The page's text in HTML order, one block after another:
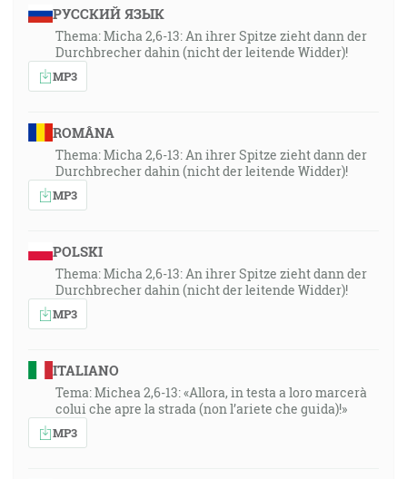
РУССКИЙ ЯЗЫК
Thema: Micha 2,6-13: An ihrer Spitze zieht dann der
Durchbrecher dahin (nicht der leitende Widder)!
MP3
ROMÂNA
Thema: Micha 2,6-13: An ihrer Spitze zieht dann der
Durchbrecher dahin (nicht der leitende Widder)!
MP3
POLSKI
Thema: Micha 2,6-13: An ihrer Spitze zieht dann der
Durchbrecher dahin (nicht der leitende Widder)!
MP3
ITALIANO
Tema: Michea 2,6-13: «Allora, in testa a loro marcerà
colui che apre la strada (non l’ariete che guida)!»
MP3